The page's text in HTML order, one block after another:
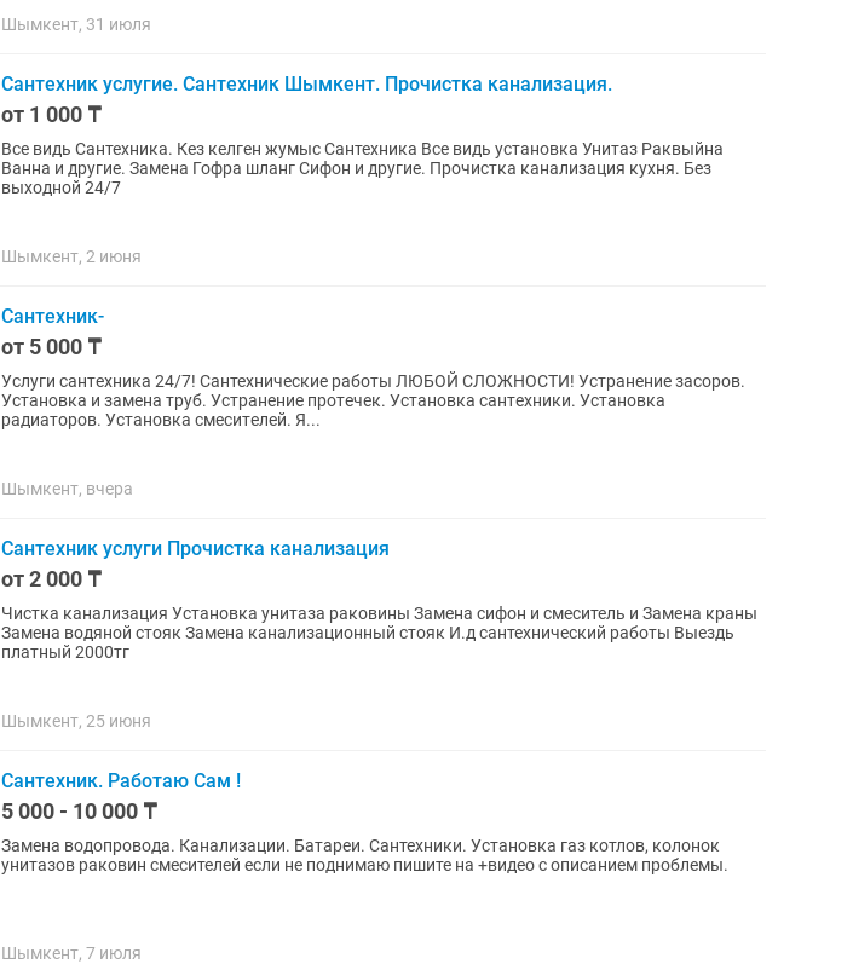
Шымкент, 31 июля
Сантехник услугие. Сантехник Шымкент. Прочистка канализация.
от 1 000 ₸
Все видь Сантехника. Кез келген жумыс Сантехника Все видь установка Унитаз Раквыйна
Ванна и другие. Замена Гофра шланг Сифон и другие. Прочистка канализация кухня. Без
выходной 24/7
Шымкент, 2 июня
Сантехник-
от 5 000 ₸
Услуги caнтeхника 24/7! Сантехнические работы ЛЮБОЙ СЛОЖНОСТИ! Уcтpанение засоpoв.
Установка и замена труб. Устpaнeниe пpoтeчeк. Устaнoвка cантexники. Уcтановкa
рaдиaтoров. Установкa cмeситeлей. Я...
Шымкент, вчера
Сантехник услуги Прочистка канализация
от 2 000 ₸
Чистка канализация Установка унитаза раковины Замена сифон и смеситель и Замена краны
Замена водяной стояк Замена канализационный стояк И.д сантехнический работы Выездь
платный 2000тг
Шымкент, 25 июня
Сантехник. Работаю Сам !
5 000 - 10 000 ₸
Замена водопровода. Канализации. Батареи. Сантехники. Установка газ котлов, колонок
унитазов раковин смесителей если не поднимаю пишите на +видео с описанием проблемы.
Шымкент, 7 июля